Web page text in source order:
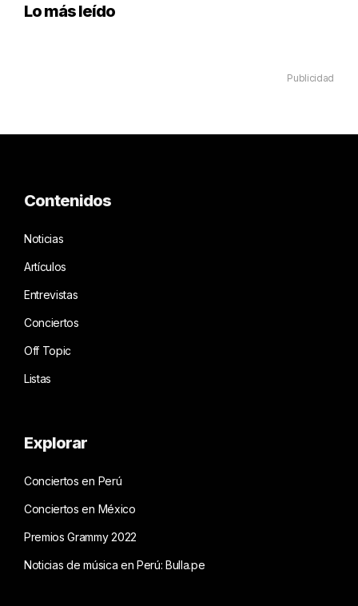
Lo más leído
Publicidad
Contenidos
Noticias
Artículos
Entrevistas
Conciertos
Off Topic
Listas
Explorar
Conciertos en Perú
Conciertos en México
Premios Grammy 2022
Noticias de música en Perú: Bulla.pe